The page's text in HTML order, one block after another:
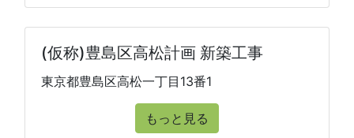
(仮称)豊島区高松計画 新築工事
東京都豊島区高松一丁目13番1
もっと見る